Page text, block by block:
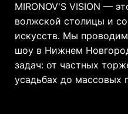
MIRONOV'S VISION —
волжской столицы и
искусств. Мы
шоу в Нижнем
задач: от частных
усадьбах до массовых